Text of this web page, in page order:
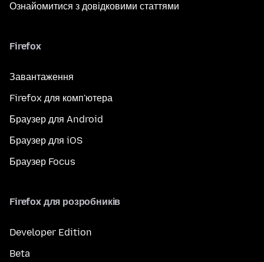
Ознайомитися з довідковими статтями
Firefox
Завантаження
Firefox для комп'ютера
Браузер для Android
Браузер для iOS
Браузер Focus
Firefox для розробників
Developer Edition
Beta